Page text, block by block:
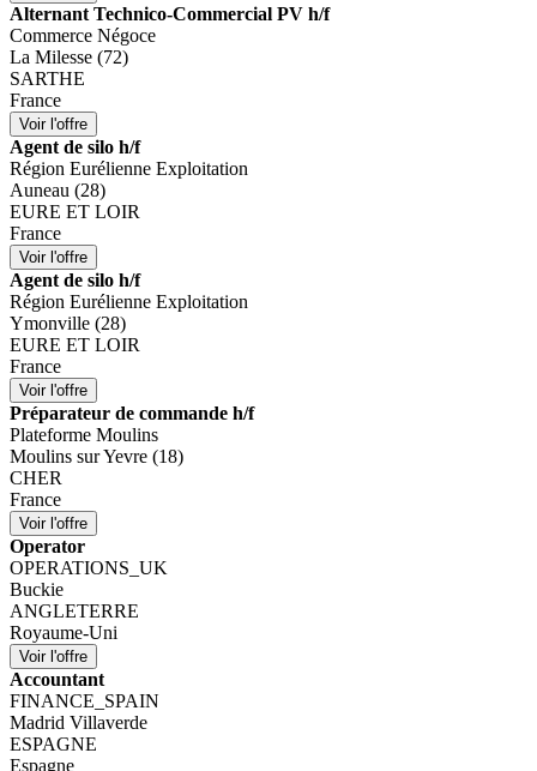
Alternant Technico-Commercial PV h/f
Commerce Négoce
La Milesse (72)
SARTHE
France
Agent de silo h/f
Région Eurélienne Exploitation
Auneau (28)
EURE ET LOIR
France
Agent de silo h/f
Région Eurélienne Exploitation
Ymonville (28)
EURE ET LOIR
France
Préparateur de commande h/f
Plateforme Moulins
Moulins sur Yevre (18)
CHER
France
Operator
OPERATIONS_UK
Buckie
ANGLETERRE
Royaume-Uni
Accountant
FINANCE_SPAIN
Madrid Villaverde
ESPAGNE
Espagne